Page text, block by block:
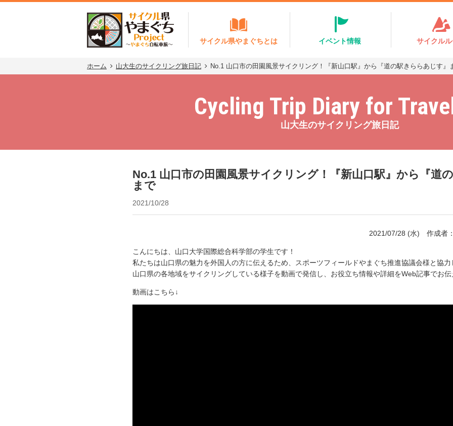
サイクル県やまぐちとは イベント情報 サイクルル
ホーム 山大生のサイクリング旅日記 No.1 山口市の田園風景サイクリング！『新山口駅』から『道の駅きららあじす』
Cycling Trip Diary for
山大生のサイクリング旅日記
No.1 山口市の田園風景サイクリング！『新山口駅』から『道
まで
2021/10/28
2021/07/28 (水) 作成者
こんにちは、山口大学国際総合科学部の学生です！
私たちは山口県の魅力を外国人の方に伝えるため、スポーツフィールドやまぐち推進協議会様と協力
山口県の各地域をサイクリングしている様子を動画で発信し、お役立ち情報や詳細をWeb記事でお伝
動画はこちら↓